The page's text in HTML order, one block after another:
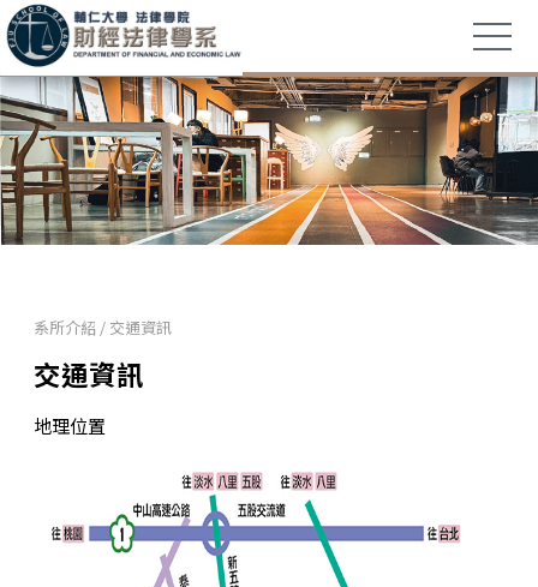
系所介紹 / 交通資訊
交通資訊
地理位置